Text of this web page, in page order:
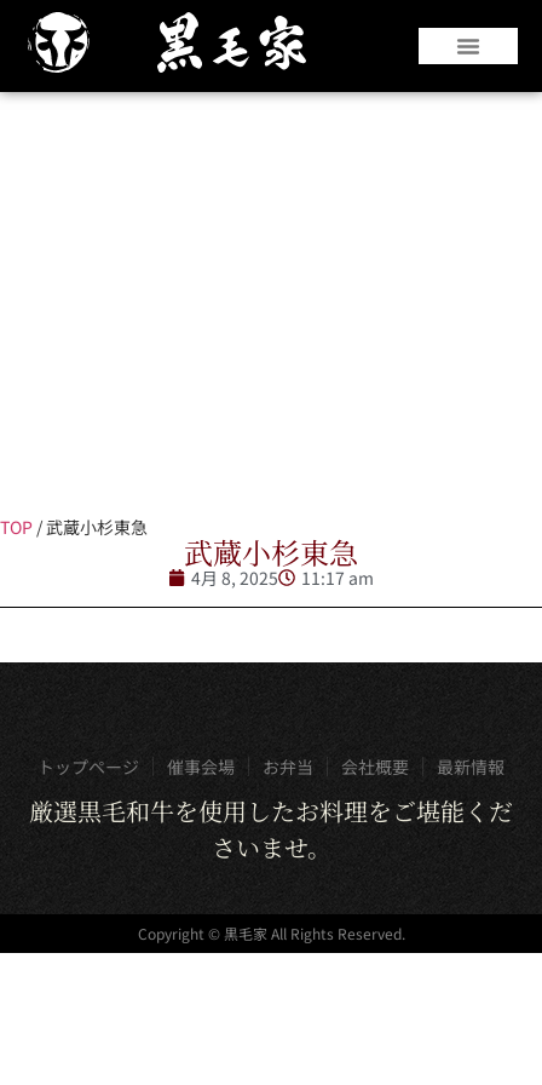
TOP /武蔵小杉東急
武蔵小杉東急
4月 8, 2025 11:17 am
トップページ 催事会場 お弁当 会社概要 最新情報
厳選黒毛和牛を使用したお料理をご堪能くだ
さいませ。
Copyright © 黒毛家 All Rights Reserved.